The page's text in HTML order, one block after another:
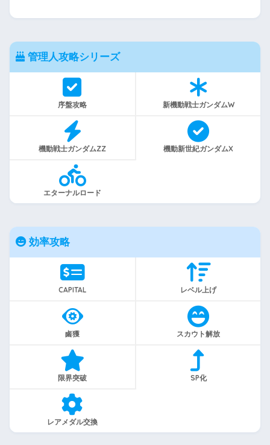
管理人攻略シリーズ
序盤攻略 新機動戦士ガンダムW
機動戦士ガンダムZZ 機動新世紀ガンダムX
エターナルロード
効率攻略
CAPITAL レベル上げ
鹵獲 スカウト解放
限界突破 SP化
レアメダル交換